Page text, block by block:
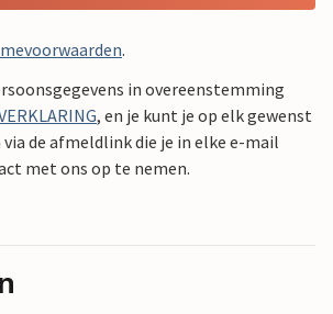
.
in overeenstemming
, en je kunt je op elk gewenst
de afmeldlink die je in elke e-mail
met ons op te nemen.